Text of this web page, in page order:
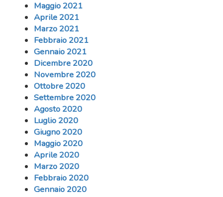
Maggio 2021
Aprile 2021
Marzo 2021
Febbraio 2021
Gennaio 2021
Dicembre 2020
Novembre 2020
Ottobre 2020
Settembre 2020
Agosto 2020
Luglio 2020
Giugno 2020
Maggio 2020
Aprile 2020
Marzo 2020
Febbraio 2020
Gennaio 2020